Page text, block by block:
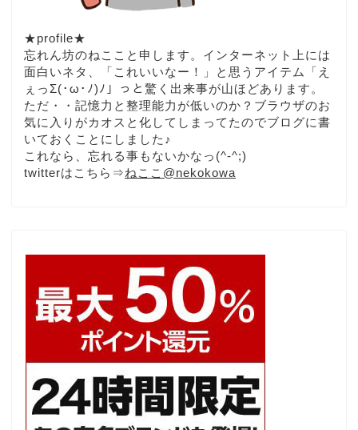
★profile★
忘れん坊のねここと申します。インターネット上には
面白いネタ、「これいいなー！」と思うアイテム「え
ぇっΣ(･ω･ﾉ)ﾉ」っと驚く出来事が山ほどあります。
ただ・・記憶力と整理能力が低いのか？ブラウザのお
気に入りがカオスと化してしまってたのでブログに書
いておくことにしました♪
これなら、忘れる事もないかなっ(^-^;)
twitterはこちら⇒ねここ@nekokowa